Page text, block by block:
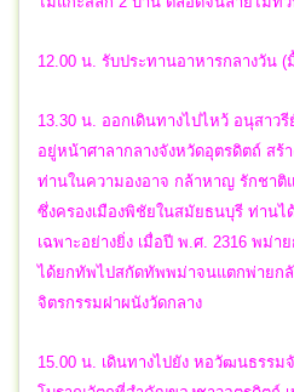
12.00 น. รับประทานอาหารกลางวัน (
13.30 น. ออกเดินทางไปไหว้ อนุสาว
อยู่หน้าศาลากลางจังหวัดอุตรดิตถ์ สร้
ท่านในความองอาจ กล้าหาญ รักชาติ
ซึ่งครองเมืองพิชัยในสมัยธนบุรี ท่านไ
เฉพาะอย่างยิ่ง เมื่อปี พ.ศ. 2316 พม่
ได้ยกทัพไปสกัดทัพพม่าจนแตกพ่ายก
จิตรกรรมฝาผนังวัดกลาง
15.00 น. เดินทางไปยัง หอวัฒนธรรม